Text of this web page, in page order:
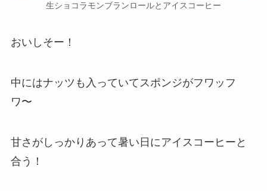
生ショコラモンブランロールとアイスコーヒー
おいしそー！
中にはナッツも入っていてスポンジがフワッフ
ワ〜
甘さがしっかりあって暑い日にアイスコーヒーと
合う！